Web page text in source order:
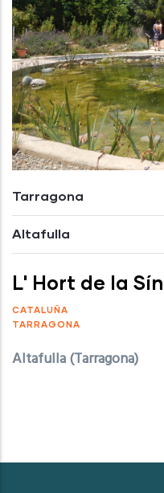
Tarragona
Altafulla
L' Hort de la
CATALUÑA
TARRAGONA
Altafulla (Tarragona)